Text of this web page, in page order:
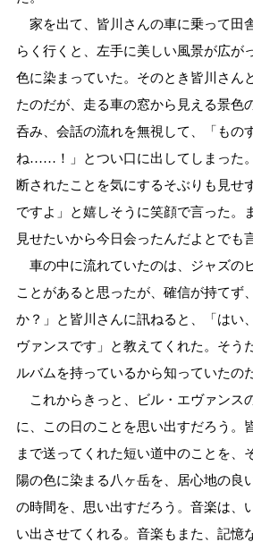
家を出て、皆川さんの車に乗って田
らく行くと、左手に美しい風景が広が
色に染まっていた。そのとき皆川さん
たのだが、走る車の窓から見える景色
呑み、会話の流れを無視して、「もの
ね……！」とつい口に出してしまった
断されたことを気にするそぶりも見せ
ですよ」と嬉しそうに笑顔で言った。
見せたいから今日会ったんだよとでも
車の中に流れていたのは、ジャズの
ことがあると思ったが、確信が持てず
か？」と皆川さんに訊ねると、「はい
ヴァンスです」と教えてくれた。そう
ルバムを持っているから知っていたのだ
これからきっと、ビル・エヴァンス
に、この日のことを思い出すだろう。
まで送ってくれた短い道中のことを、
陽の色に染まる八ヶ岳を、居心地の良
の時間を、思い出すだろう。音楽は、
い出させてくれる。音楽もまた、記憶